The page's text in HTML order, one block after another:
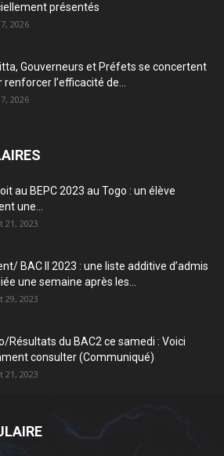
présentés
2026
Gouverneurs et Préfets se concertent
renforcer l’efficacité de...
2026
au BEPC 2023 au Togo : un élève
une...
21, 2023
BAC II 2023 : une liste additive d’admis
une semaine après les...
29, 2023
Résultats du BAC2 ce samedi : Voici
consulter (Communiqué)
21, 2023